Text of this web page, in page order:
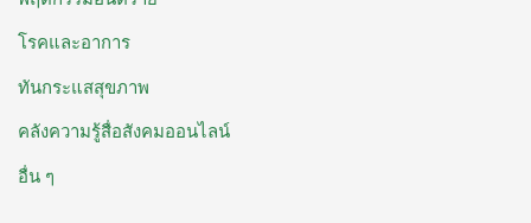
โรคและอาการ
ทันกระแสสุขภาพ
คลังความรู้สื่อสังคมออนไลน์
อื่น ๆ